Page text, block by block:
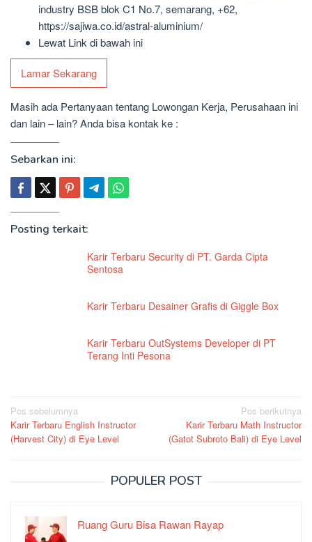
industry BSB blok C1 No.7, semarang, +62,
https://sajiwa.co.id/astral-aluminium/
Lewat Link di bawah ini
Lamar Sekarang
Masih ada Pertanyaan tentang Lowongan Kerja, Perusahaan ini
dan lain – lain? Anda bisa kontak ke :
Sebarkan ini:
Posting terkait:
Karir Terbaru Security di PT. Garda Cipta
Sentosa
Karir Terbaru Desainer Grafis di Giggle Box
Karir Terbaru OutSystems Developer di PT
Terang Inti Pesona
Navigasi
pos
Pos sebelumnya
Karir Terbaru English Instructor
(Harvest City) di Eye Level
Pos berikutnya
Karir Terbaru Math Instructor
(Gatot Subroto Bali) di Eye Level
POPULER POST
Ruang Guru Bisa Rawan Rayap